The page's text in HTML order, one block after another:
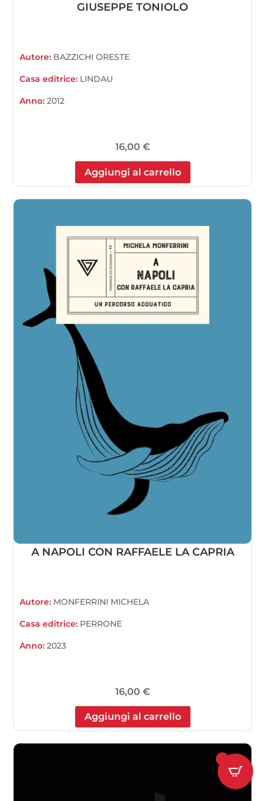
GIUSEPPE TONIOLO
Autore: BAZZICHI ORESTE
Casa editrice: LINDAU
Anno:2012
16,00 €
Aggiungi al carrello
A NAPOLI CON RAFFAELE LA CAPRIA
Autore: MONFERRINI MICHELA
Casa editrice: PERRONE
Anno:2023
16,00 €
Aggiungi al carrello